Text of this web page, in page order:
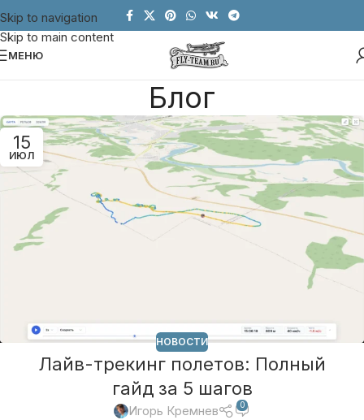
Skip to navigation
Skip to main content
МЕНЮ
Блог
15
ИЮЛ
НОВОСТИ
Лайв-трекинг полетов: Полный
гайд за 5 шагов
Игорь Кремнев 0